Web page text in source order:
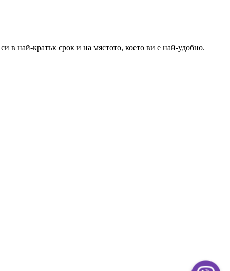
в най-кратък срок и на мястото, което ви е най-удобно.